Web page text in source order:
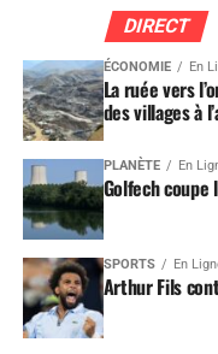
DIRECT
ÉCONOMIE En
La ruée vers
des villages à
PLANÈTE En
Golfech coupe
SPORTS En
Arthur Fils